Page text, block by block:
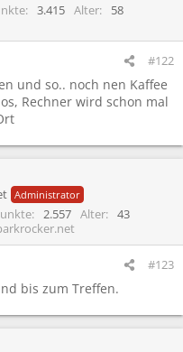
3.415 Alter
58
#122
und so.. noch nen Kaffee
Rechner wird schon mal
Administrator
2.557 Alter
43
#123
bis zum Treffen.